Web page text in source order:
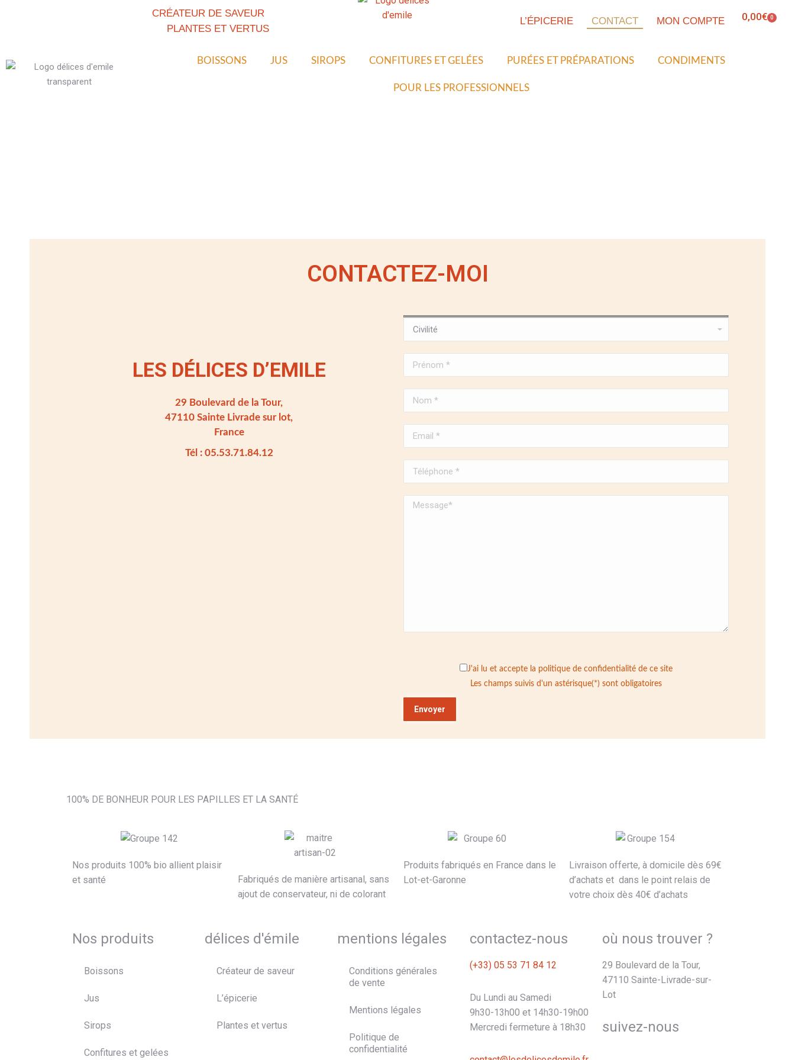
0,00€ 0
CRÉATEUR DE SAVEUR
PLANTES ET VERTUS
L’ÉPICERIE CONTACT MON COMPTE
BOISSONS JUS SIROPS CONFITURES ET GELÉES PURÉES ET PRÉPARATIONS CONDIMENTS
POUR LES PROFESSIONNELS
CONTACTEZ-MOI
LES DÉLICES D’EMILE
29 Boulevard de la Tour,
47110 Sainte Livrade sur lot,
France
Tél : 05.53.71.84.12
J'ai lu et accepte la politique de confidentialité de ce site
Les champs suivis d'un astérisque(*) sont obligatoires
100% DE BONHEUR POUR LES PAPILLES ET LA SANTÉ
Nos produits 100% bio allient plaisir
et santé
Fabriqués de manière artisanal, sans
ajout de conservateur, ni de colorant
Produits fabriqués en France dans le
Lot-et-Garonne
Livraison offerte, à domicile dès 69€
d’achats et dans le point relais de
votre choix dès 40€ d’achats
Nos produits
Boissons
Jus
Sirops
Confitures et gelées
délices d'émile
Créateur de saveur
L’épicerie
Plantes et vertus
mentions légales
Conditions générales
de vente
Mentions légales
Politique de
confidentialité
contactez-nous
(+33) 05 53 71 84 12
Du Lundi au Samedi
9h30-13h00 et 14h30-19h00
Mercredi fermeture à 18h30
où nous trouver ?
29 Boulevard de la Tour,
47110 Sainte-Livrade-sur-
Lot
suivez-nous